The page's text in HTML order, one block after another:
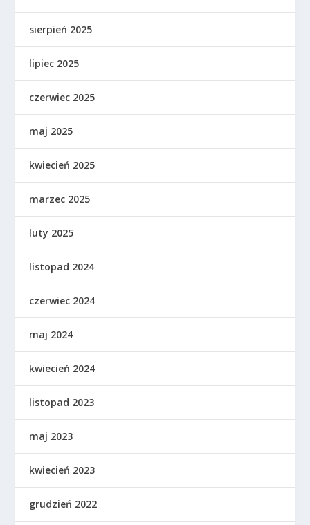
sierpień 2025
lipiec 2025
czerwiec 2025
maj 2025
kwiecień 2025
marzec 2025
luty 2025
listopad 2024
czerwiec 2024
maj 2024
kwiecień 2024
listopad 2023
maj 2023
kwiecień 2023
grudzień 2022